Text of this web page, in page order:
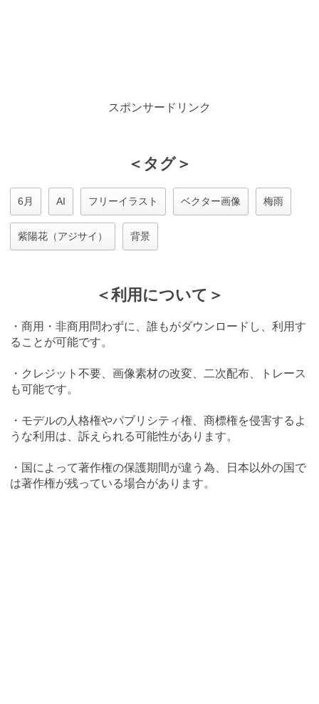
スポンサードリンク
＜タグ＞
6月 AI フリーイラスト ベクター画像 梅雨
紫陽花（アジサイ） 背景
＜利用について＞
・商用・非商用問わずに、誰もがダウンロードし、利用す
ることが可能です。
・クレジット不要、画像素材の改変、二次配布、トレース
も可能です。
・モデルの人格権やパブリシティ権、商標権を侵害するよ
うな利用は、訴えられる可能性があります。
・国によって著作権の保護期間が違う為、日本以外の国で
は著作権が残っている場合があります。